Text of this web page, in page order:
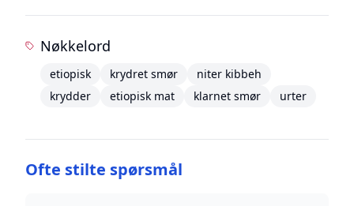
Nøkkelord
etiopisk krydret smør
niter kibbeh
krydder
etiopisk mat klarnet smør urter
Ofte stilte spørsmål